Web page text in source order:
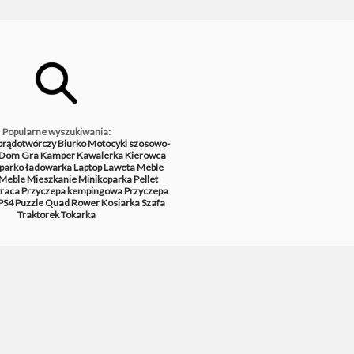
Popularne wyszukiwania:
BiurkoMotocykl szosowo-
GraKamperKawalerkaKierowca
ładowarkaLaptopLawetaMeble
MieszkanieMinikoparkaPellet
Przyczepa kempingowaPrzyczepa
PuzzleQuadRowerKosiarkaSzafa
TraktorekTokarka